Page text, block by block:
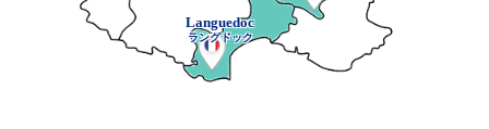
Languedoc
ラングドック